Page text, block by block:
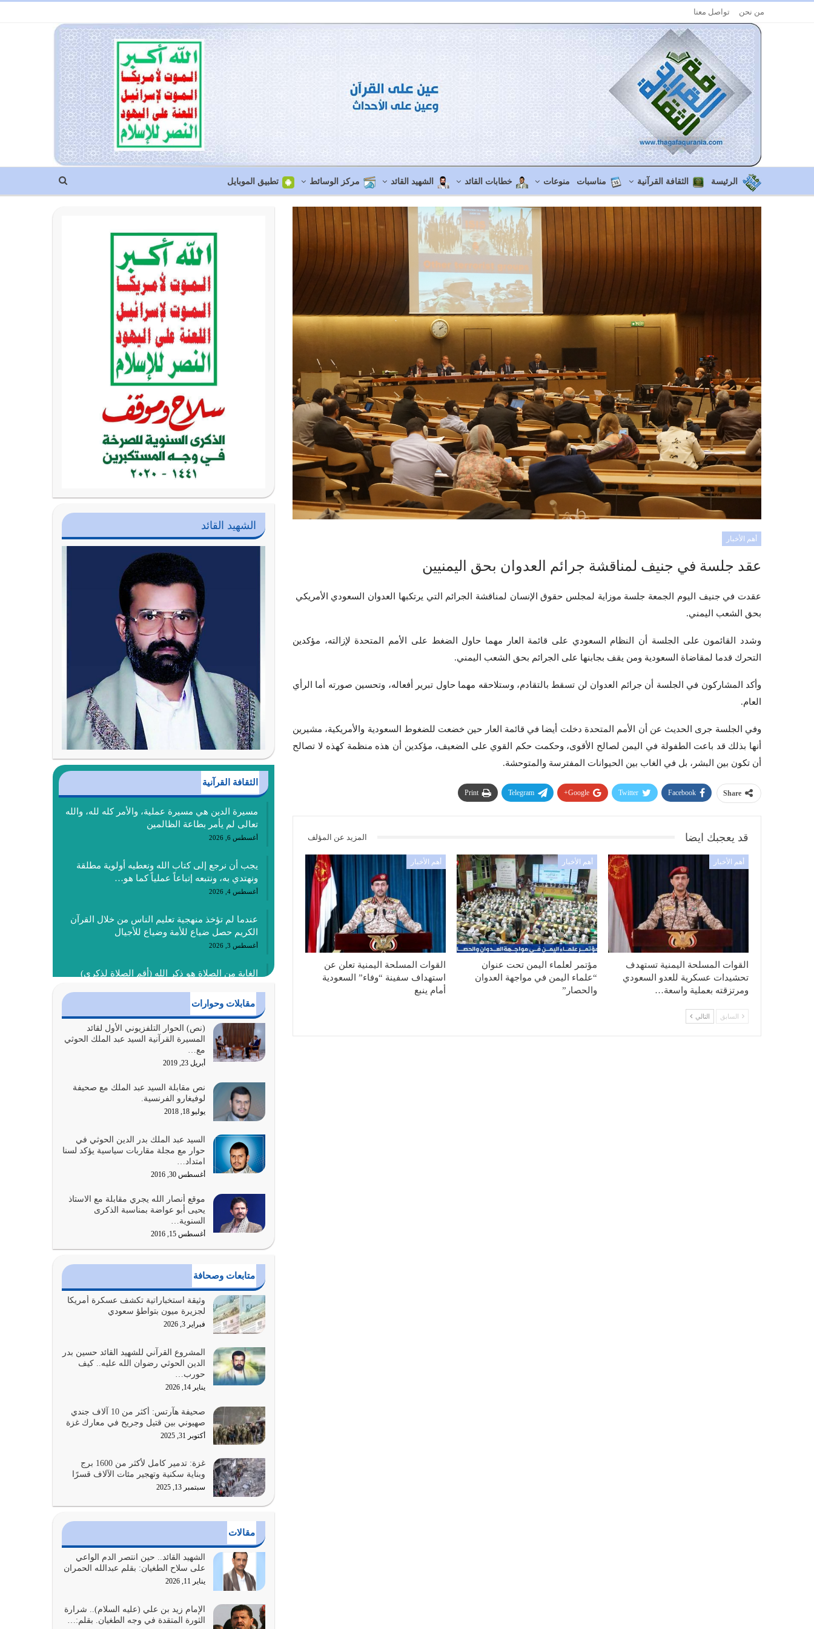
من نحن تواصل معنا
الرئيسة الثقافة القرآنية مناسبات منوعات خطابات القائد الشهيد القائد مركز الوسائط تطبيق الموبايل
أهم الأخبار
عقد جلسة في جنيف لمناقشة جرائم العدوان بحق اليمنيين
عقدت في جنيف اليوم الجمعة جلسة موزاية لمجلس حقوق الإنسان لمناقشة الجرائم التي يرتكبها العدوان السعودي الأمريكي
بحق الشعب اليمني.
وشدد القائمون على الجلسة أن النظام السعودي على قائمة العار مهما حاول الضغط على الأمم المتحدة لإزالته، مؤكدين
التحرك قدما لمقاضاة السعودية ومن يقف بجابنها على الجرائم بحق الشعب اليمني.
وأكد المشاركون في الجلسة أن جرائم العدوان لن تسقط بالتقادم، وستلاحقه مهما حاول تبرير أفعاله، وتحسين صورته أما الرأي
العام.
وفي الجلسة جرى الحديث عن أن الأمم المتحدة دخلت أيضا في قائمة العار حين خضعت للضغوط السعودية والأمريكية، مشيرين
أنها بذلك قد باعت الطفولة في اليمن لصالح الأقوى، وحكمت حكم القوي على الضعيف، مؤكدين أن هذه منظمة كهذه لا تصالح
أن تكون بين البشر، بل في الغاب بين الحيوانات المفترسة والمتوحشة.
Share
Facebook
Twitter
Google+
Telegram
Print
قد يعجبك ايضا المزيد عن المؤلف
أهم الأخبار
القوات المسلحة اليمنية تستهدف
تحشيدات عسكرية للعدو السعودي
ومرتزقته بعملية واسعة…
أهم الأخبار
مؤتمر لعلماء اليمن تحت عنوان
“علماء اليمن في مواجهة العدوان
والحصار”
أهم الأخبار
القوات المسلحة اليمنية تعلن عن
استهداف سفينة “وفاء” السعودية
أمام ينبع
السابق التالي
الشهيد القائد
الثقافة القرآنية
مسيرة الدين هي مسيرة عملية، والأمر كله لله، والله
تعالى لم يأمر بطاعة الظالمين
أغسطس 6, 2026
يجب أن نرجع إلى كتاب الله ونعطيه أولوية مطلقة
ونهتدي به، ونتبعه إتباعاً عملياً كما هو…
أغسطس 4, 2026
عندما لم تؤخذ منهجية تعليم الناس من خلال القرآن
الكريم حصل ضياع للأمة وضياع للأجيال
أغسطس 3, 2026
الغاية من الصلاة هو ذكر الله (أقم الصلاة لذكري)
أغسطس 2, 2026
السبب الرئيسي لشقاء الأمة الابتعاد عن كتاب الله
والتعدي لحدود الله بالإضافات للدين
أغسطس 1, 2026
أبرز أسباب الشقاء هو الإعراض عن ذكر الله وعن هدى
الله المتمثل في القرآن الكريم
يوليو 31, 2026
أولياء الشيطان كلما كانوا أكثر ولاءً وطاعة للشيطان
كلما كانوا أكثر ضعفاً
يوليو 30, 2026
والرزق والاستبشار والنجاة والخلود في…
يوليو 29, 2026
هل نحن من الصالحين؟ قيِّم نفسك هنا اترك القرآن
على أصله وأعرض نفسك، وأعرض ما لديك على…
يوليو 27, 2026
عندما يكون عدوك هو عدو الله معناه أن تكون نقاط
الضعف فيه كثيرة وسينصرك الله عليه إذا…
يوليو 26, 2026
أراد الله لهذه الأمة ان تكون خير امة أخرجت للناس
بالنهوض بالأمر بالمعروف والنهي عن…
يوليو 25, 2026
الدين الذي شرعه الله لا يجوز أن يخضع لآرائنا وأهوائنا
واجتهاداتنا لأننا سنختلف ونتفرق
يوليو 24, 2026
يجب أن نعود جميعاً الى القرآن وعندنا أخطاء جميعاً
لنعتصم بحبل الله جميعاً وليس كل…
يوليو 22, 2026
المُلك كله لله تعالى يؤتيه من يشاء وينزعه ممن يشاء
مقابلات وحوارات
(نص) الحوار التلفزيوني الأول لقائد
المسيرة القرآنية السيد عبد الملك الحوثي
مع…
أبريل 23, 2019
نص مقابلة السيد عبد الملك مع صحيفة
لوفيغارو الفرنسية.
يوليو 18, 2018
السيد عبد الملك بدر الدين الحوثي في
حوار مع مجلة مقاربات سياسية يؤكد لسنا
امتداد…
أغسطس 30, 2016
موقع أنصار الله يجري مقابلة مع الاستاذ
يحيى أبو عواضة بمناسبة الذكرى
السنوية…
أغسطس 15, 2016
متابعات وصحافة
وثيقة استخباراتية تكشف عسكرة أمريكا
لجزيرة ميون بتواطؤ سعودي
فبراير 3, 2026
المشروع القرآني للشهيد القائد حسين بدر
الدين الحوثي رضوان الله عليه.. كيف
حورب…
يناير 14, 2026
صحيفة هآرتس: أكثر من 10 آلاف جندي
صهيوني بين قتيل وجريح في معارك غزة
أكتوبر 31, 2025
غزة: تدمير كامل لأكثر من 1600 برج
وبناية سكنية وتهجير مئات الآلاف قسرًا
سبتمبر 13, 2025
مقالات
الشهيد القائد.. حين انتصر الدم الواعي
على سلاح الطغيان: بقلم عبدالله الحمران
يناير 11, 2026
الإمام زيد بن علي (عليه السلام).. شرارة
الثورة المتقدة في وجه الطغيان. بقلم:…